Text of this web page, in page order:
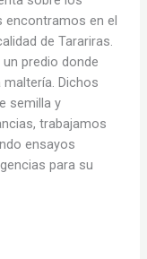
encontramos en el
de Tarariras.
predio donde
Dichos
semilla y
trabajamos
ensayos
para su